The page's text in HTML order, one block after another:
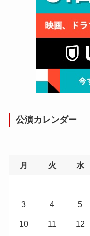
公演カレンダー
月 火 水
3 4 5
10 11 12